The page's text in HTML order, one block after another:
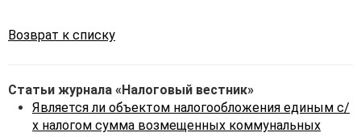
Возврат к списку
Статьи журнала «Налоговый вестник»
Является ли объектом налогообложения единым с/
х налогом сумма возмещенных коммунальных